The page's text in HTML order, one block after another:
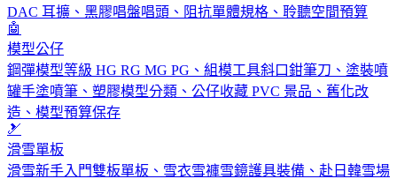
DAC 耳擴、黑膠唱盤唱頭、阻抗單體規格、聆聽空間預算
🤖
模型公仔
鋼彈模型等級 HG RG MG PG、組模工具斜口鉗筆刀、塗裝噴
罐手塗噴筆、塑膠模型分類、公仔收藏 PVC 景品、舊化改
造、模型預算保存
🎿
滑雪單板
滑雪新手入門雙板單板、雪衣雪褲雪鏡護具裝備、赴日韓雪場